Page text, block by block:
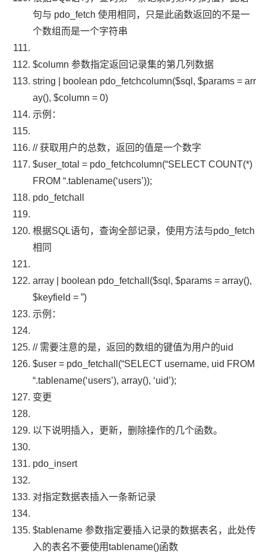
句与 pdo_fetch 使用相同，只是此函数返回的不是一
个数组而是一个字符串
$column 参数指定返回记录集的第几列数据
string
boolean pdo_fetchcolumn($sql , $params = arr
ay(), $column = 0)
示例：
// 获取用户的总数，返回的值是一个数字
$user_total = pdo_fetchcolumn(“SELECT COUNT(*)
FROM “.tablename(‘users’));
pdo_fetchall
根据SQL语句，查询全部记录，使用方法与pdo_fetch
相同
array boolean pdo_fetchall ($sql , $params = array(),
$keyfield = ”)
示例：
// 需要注意的是，返回的数组的键值为用户的uid
$user = pdo_fetchall (“SELECT username, uid FROM
“.tablename(‘users’), array(), ‘uid’);
变更
以下说明插入，更新，删除操作的几个函数。
pdo_insert
对指定数据表插入一条新记录
$tablename 参数指定要插入记录的数据表名，此处传
入的表名不要使用tablename()函数